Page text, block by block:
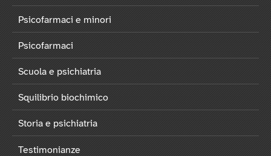
Psicofarmaci e minori
Psicofarmaci
Scuola e psichiatria
Squilibrio biochimico
Storia e psichiatria
Testimonianze